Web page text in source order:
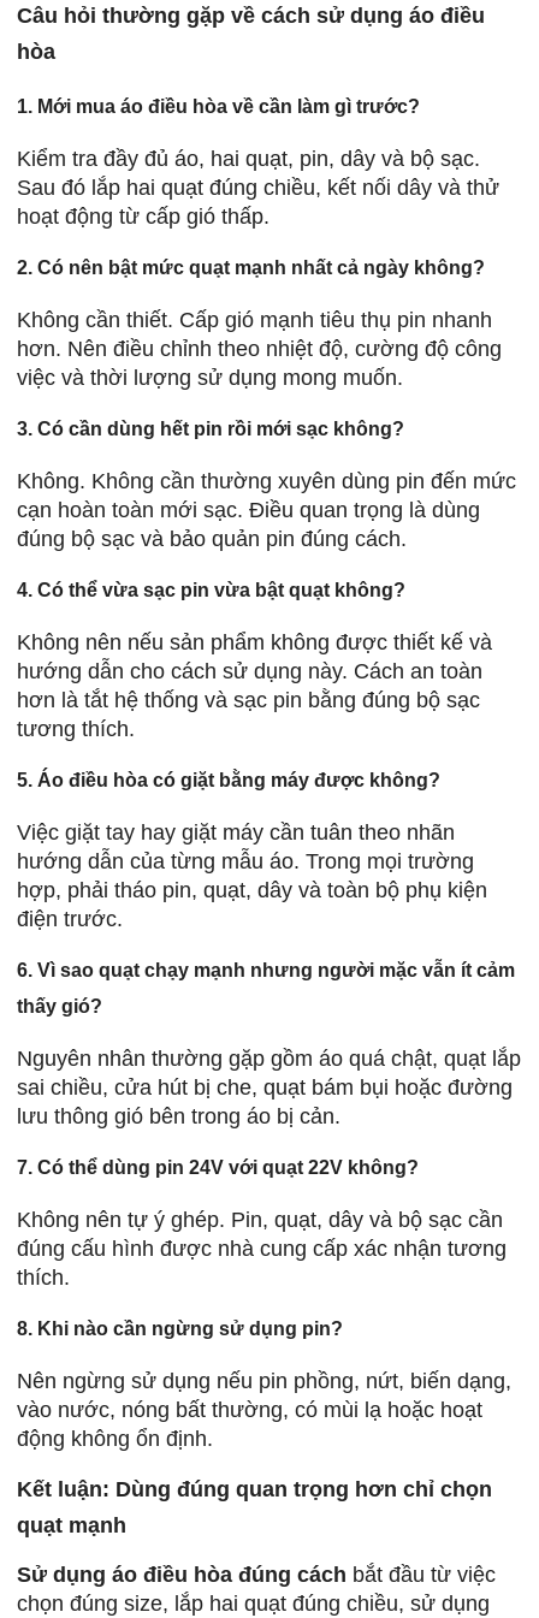
Câu hỏi thường gặp về cách sử dụng áo điều
hòa
1. Mới mua áo điều hòa về cần làm gì trước?
Kiểm tra đầy đủ áo, hai quạt, pin, dây và bộ sạc.
Sau đó lắp hai quạt đúng chiều, kết nối dây và thử
hoạt động từ cấp gió thấp.
2. Có nên bật mức quạt mạnh nhất cả ngày không?
Không cần thiết. Cấp gió mạnh tiêu thụ pin nhanh
hơn. Nên điều chỉnh theo nhiệt độ, cường độ công
việc và thời lượng sử dụng mong muốn.
3. Có cần dùng hết pin rồi mới sạc không?
Không. Không cần thường xuyên dùng pin đến mức
cạn hoàn toàn mới sạc. Điều quan trọng là dùng
đúng bộ sạc và bảo quản pin đúng cách.
4. Có thể vừa sạc pin vừa bật quạt không?
Không nên nếu sản phẩm không được thiết kế và
hướng dẫn cho cách sử dụng này. Cách an toàn
hơn là tắt hệ thống và sạc pin bằng đúng bộ sạc
tương thích.
5. Áo điều hòa có giặt bằng máy được không?
Việc giặt tay hay giặt máy cần tuân theo nhãn
hướng dẫn của từng mẫu áo. Trong mọi trường
hợp, phải tháo pin, quạt, dây và toàn bộ phụ kiện
điện trước.
6. Vì sao quạt chạy mạnh nhưng người mặc vẫn ít cảm
thấy gió?
Nguyên nhân thường gặp gồm áo quá chật, quạt lắp
sai chiều, cửa hút bị che, quạt bám bụi hoặc đường
lưu thông gió bên trong áo bị cản.
7. Có thể dùng pin 24V với quạt 22V không?
Không nên tự ý ghép. Pin, quạt, dây và bộ sạc cần
đúng cấu hình được nhà cung cấp xác nhận tương
thích.
8. Khi nào cần ngừng sử dụng pin?
Nên ngừng sử dụng nếu pin phồng, nứt, biến dạng,
vào nước, nóng bất thường, có mùi lạ hoặc hoạt
động không ổn định.
Kết luận: Dùng đúng quan trọng hơn chỉ chọn
quạt mạnh
Sử dụng áo điều hòa đúng cách bắt đầu từ việc
chọn đúng size, lắp hai quạt đúng chiều, sử dụng